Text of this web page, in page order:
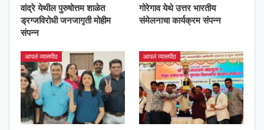
वांद्रे येथील पुरुषोत्तम शाळेत
ड्रग्जविरोधी जनजागृती मोहीम
संपन्न
गोरेगाव येथे उत्तर भारतीय
संमेलनाचा कार्यक्रम संपन्न
आपलं व्यासपीठ आपलं व्यासपीठ